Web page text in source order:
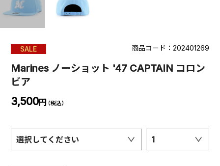
SALE 商品コード：202401269
Marines ノーショット '47 CAPTAIN コロン
ビア
3,500円 （税込）
選択してください 1